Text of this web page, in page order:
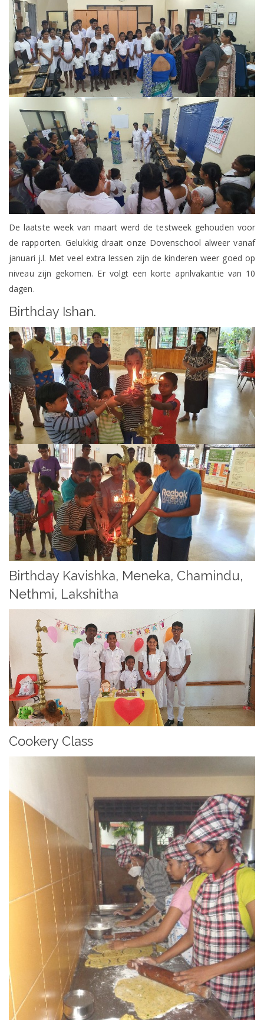
De laatste week van maart werd de testweek gehouden voor
de rapporten. Gelukkig draait onze Dovenschool alweer vanaf
januari j.l. Met veel extra lessen zijn de kinderen weer goed op
niveau zijn gekomen. Er volgt een korte aprilvakantie van 10
dagen.
Birthday Ishan.
Birthday Kavishka, Meneka, Chamindu,
Nethmi, Lakshitha
Cookery Class